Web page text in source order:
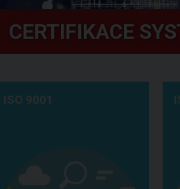
CERTIFIKACE
ISO 9001